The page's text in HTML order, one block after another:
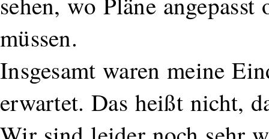
müssen.
Insgesamt waren meine
erwartet. Das heißt nicht,